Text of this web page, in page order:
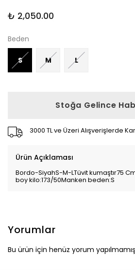
₺ 2,050.00
Beden
S M L
Stoğa Gelince
3000 TL ve Üzeri Alışverişlerde
Ürün Açıklaması
Bordo-SiyahS-M-LTüvit kumaştır75
boy kilo:173/50Manken beden:S
Yorumlar
Bu ürün için henüz yorum